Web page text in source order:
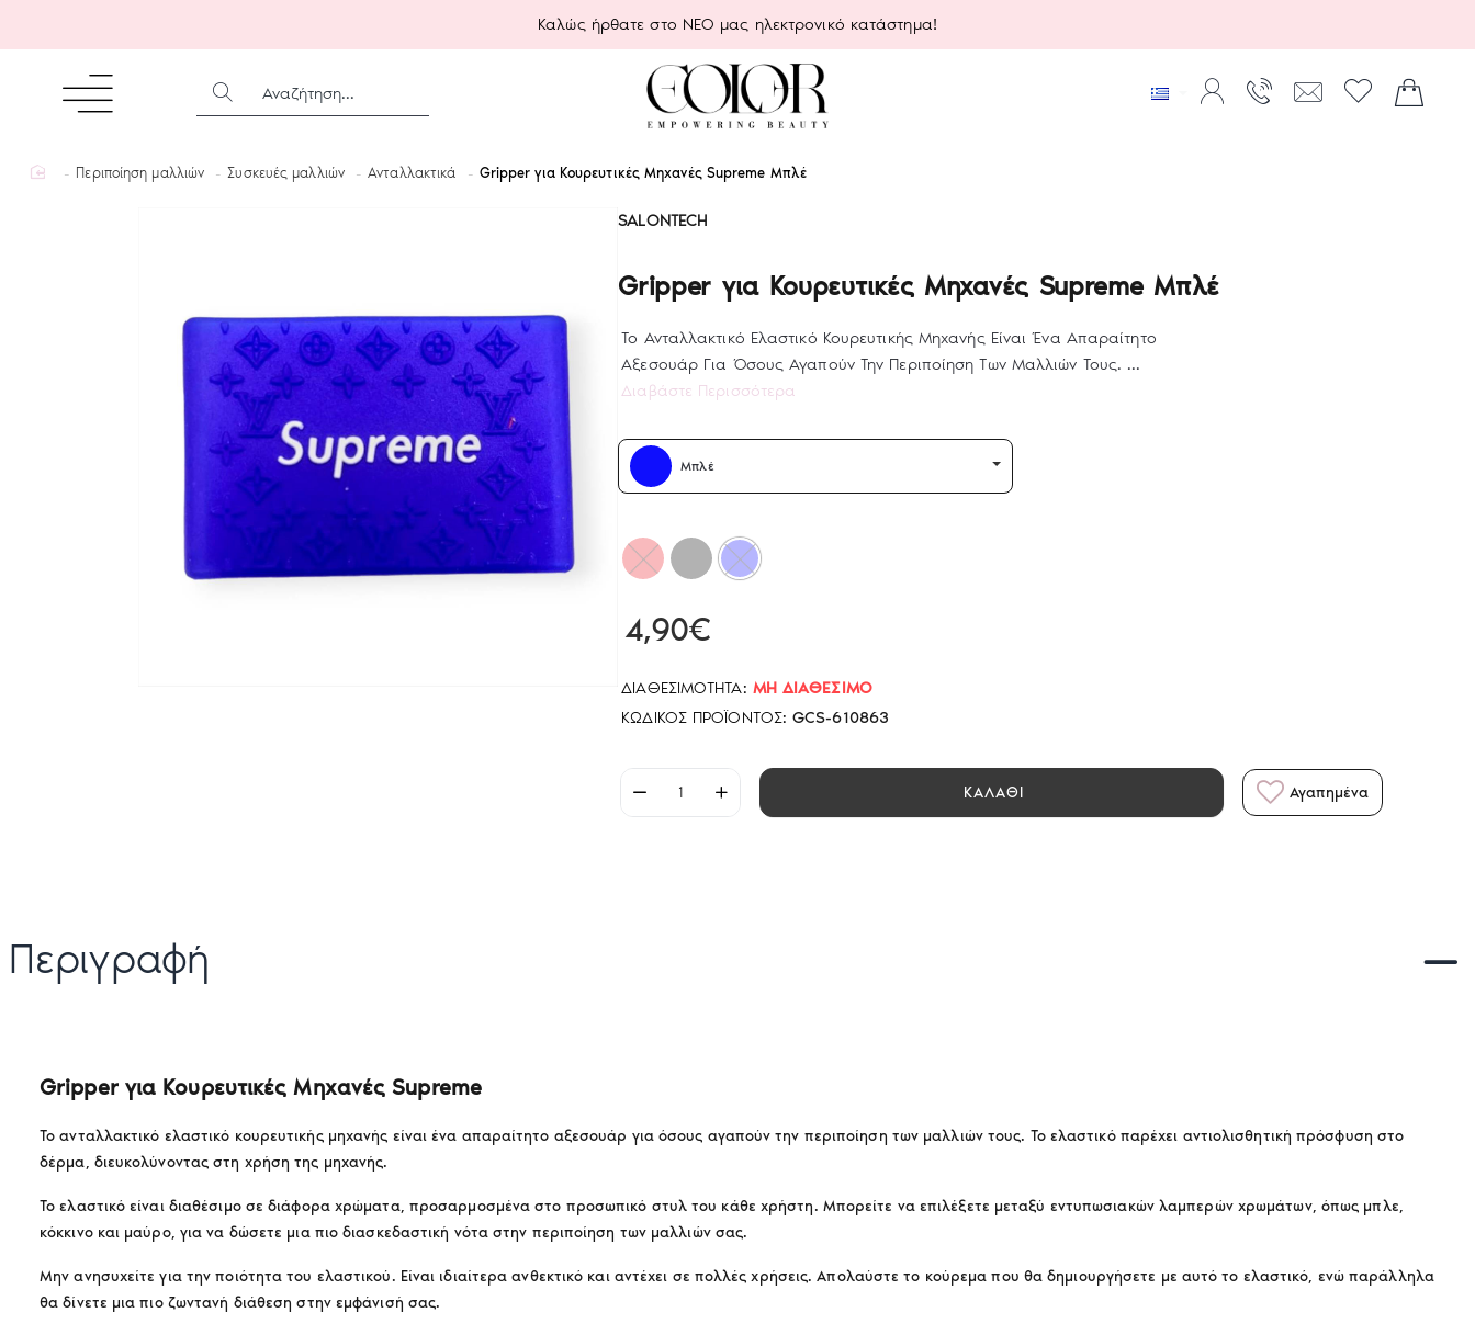
Καλώς ήρθατε στο ΝΕΟ μας ηλεκτρονικό κατάστημα!
ΑΝΑΖΉΤΗΣΗ...
homeΠεριποίηση μαλλιών Συσκευές μαλλιών Ανταλλακτικά Gripper για Κουρευτικές Μηχανές Supreme Μπλέ
SALONTECH
Gripper για Κουρευτικές Μηχανές Supreme Μπλέ
Το Ανταλλακτικό Ελαστικό Κουρευτικής Μηχανής Είναι Ένα Απαραίτητο
Αξεσουάρ Για Όσους Αγαπούν Την Περιποίηση Των Μαλλιών Τους. ...
Διαβάστε Περισσότερα
ΔΙΑΘΕΣΙΜΌΤΗΤΑ: ΜΗ ΔΙΑΘΈΣΙΜΟ
ΚΩΔΙΚΌΣ ΠΡΟΪΌΝΤΟΣ: GCS-610863
4,90€
Μπλέ
ΚΑΛΑΘΙ Αγαπημένα
Περιγραφή
Gripper για Κουρευτικές Μηχανές Supreme
Το ανταλλακτικό ελαστικό κουρευτικής μηχανής είναι ένα απαραίτητο αξεσουάρ για όσους αγαπούν την περιποίηση των μαλλιών τους. Το ελαστικό παρέχει αντιολισθητική πρόσφυση στο
δέρμα, διευκολύνοντας στη χρήση της μηχανής.
Το ελαστικό είναι διαθέσιμο σε διάφορα χρώματα, προσαρμοσμένα στο προσωπικό στυλ του κάθε χρήστη. Μπορείτε να επιλέξετε μεταξύ εντυπωσιακών λαμπερών χρωμάτων, όπως μπλε,
κόκκινο και μαύρο, για να δώσετε μια πιο διασκεδαστική νότα στην περιποίηση των μαλλιών σας.
Μην ανησυχείτε για την ποιότητα του ελαστικού. Είναι ιδιαίτερα ανθεκτικό και αντέχει σε πολλές χρήσεις. Απολαύστε το κούρεμα που θα δημιουργήσετε με αυτό το ελαστικό, ενώ παράλληλα
θα δίνετε μια πιο ζωντανή διάθεση στην εμφάνισή σας.